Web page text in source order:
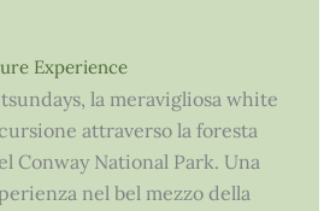
Experience
la meravigliosa white
attraverso la foresta
Conway National Park. Una
nel bel mezzo della